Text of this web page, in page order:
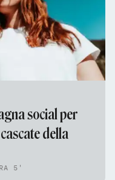
social per
della
5'